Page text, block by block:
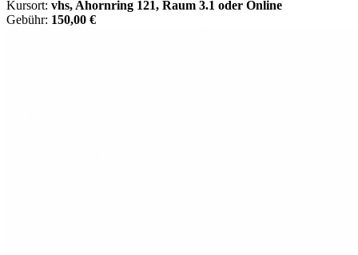
Kursort: vhs, Ahornring 121, Raum 3.1 oder Online
Gebühr: 150,00 €